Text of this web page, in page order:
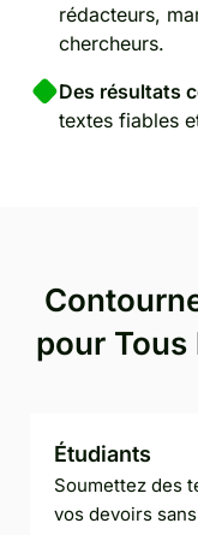
rédacteurs,
chercheurs.
Des résultats
textes fiables
pour Tous
Étudiants
Soumettez des
vos devoirs